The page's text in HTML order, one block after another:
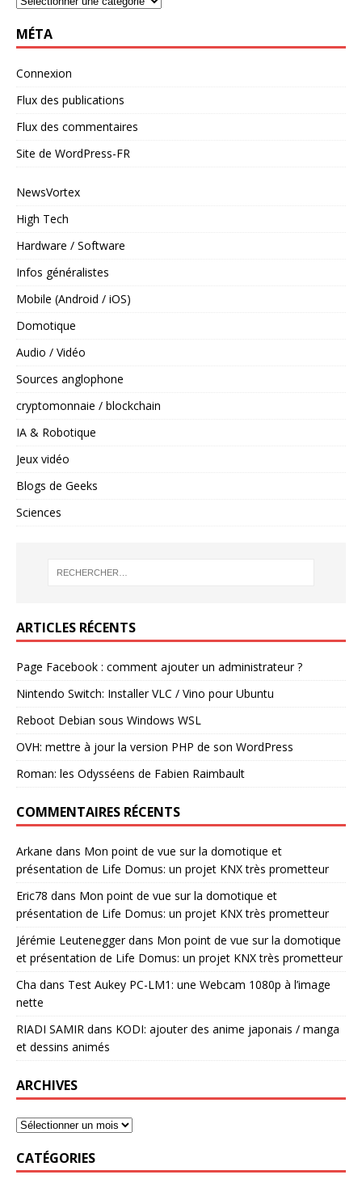
MÉTA
Connexion
Flux des publications
Flux des commentaires
Site de WordPress-FR
NewsVortex
High Tech
Hardware / Software
Infos généralistes
Mobile (Android / iOS)
Domotique
Audio / Vidéo
Sources anglophone
cryptomonnaie / blockchain
IA & Robotique
Jeux vidéo
Blogs de Geeks
Sciences
ARTICLES RÉCENTS
Page Facebook : comment ajouter un administrateur ?
Nintendo Switch: Installer VLC / Vino pour Ubuntu
Reboot Debian sous Windows WSL
OVH: mettre à jour la version PHP de son WordPress
Roman: les Odysséens de Fabien Raimbault
COMMENTAIRES RÉCENTS
Arkane dans Mon point de vue sur la domotique et
présentation de Life Domus: un projet KNX très prometteur
Eric78 dans Mon point de vue sur la domotique et
présentation de Life Domus: un projet KNX très prometteur
Jérémie Leuteneggerdans Mon point de vue sur la domotique
et présentation de Life Domus: un projet KNX très prometteur
Cha dans Test Aukey PC-LM1: une Webcam 1080p à l’image
nette
RIADI SAMIR dans KODI: ajouter des anime japonais / manga
et dessins animés
ARCHIVES
CATÉGORIES